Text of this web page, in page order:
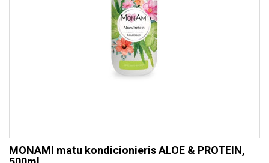
MONAMI matu kondicionieris ALOE & PROTEIN,